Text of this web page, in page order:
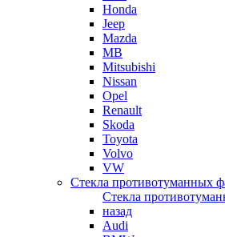
Honda
Jeep
Mazda
MB
Mitsubishi
Nissan
Opel
Renault
Skoda
Toyota
Volvo
VW
Стекла противотуманных
Стекла
назад
Audi